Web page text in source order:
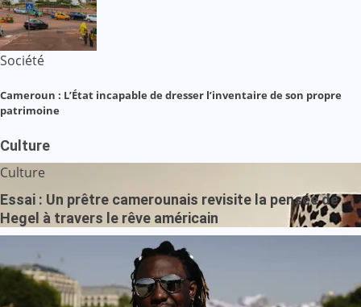
Société
Cameroun : L’État incapable de dresser l’inventaire de son propre
patrimoine
Culture
Culture
Essai : Un prêtre camerounais revisite la pensée de
Hegel à travers le rêve américain